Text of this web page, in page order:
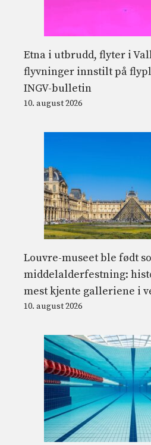
Etna i utbrudd, flyter i
flyvninger innstilt på
INGV-bulletin
10. august 2026
Louvre-museet ble født
middelalderfestning:
mest kjente galleriene i
10. august 2026